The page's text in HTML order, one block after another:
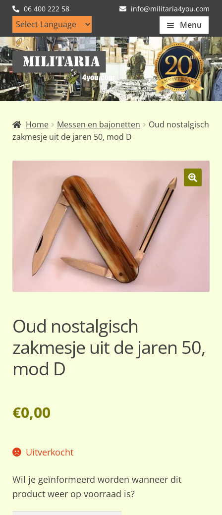
06 400 222 58 info@militaria4you.com
Menu
Home
Artikelen
Nieuws
Klantfotos
Ga
door
naar
navigatie
Ga
naar
de
inhoud
Home Messen en bajonetten
Oud nostalgisch
zakmesje uit de jaren 50, mod D
Oud nostalgisch
zakmesje uit de jaren 50,
mod D
€0,00
Uitverkocht
Wil je geïnformeerd worden wanneer dit
product weer op voorraad is?